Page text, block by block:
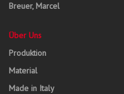
Breuer, Marcel
Über Uns
Produktion
Material
Made in Italy